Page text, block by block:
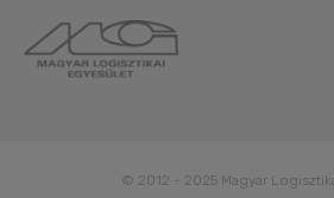
© 2012 - 2025 Magyar